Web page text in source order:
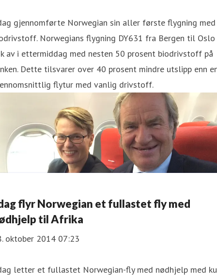
gjennomførte Norwegian sin aller første flygning med
Norwegians flygning DY631 fra Bergen til Oslo
av i ettermiddag med nesten 50 prosent biodrivstoff på
Dette tilsvarer over 40 prosent mindre utslipp enn
flytur med vanlig drivstoff.
flyr Norwegian et fullastet fly med
til Afrika
oktober 2014 07:23
letter et fullastet Norwegian-fly med nødhjelp med